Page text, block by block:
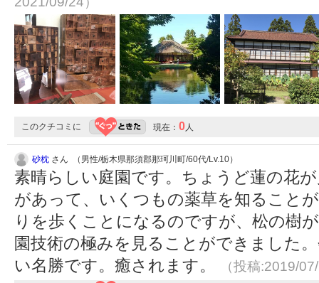
このクチコミに 現在： 0人
砂枕 さん （男性/栃木県那須郡那珂川町/60代/Lv.10）
素晴らしい庭園です。ちょうど蓮の花
があって、いくつもの薬草を知ること
りを歩くことになるのですが、松の樹
園技術の極みを見ることができました
い名勝です。癒されます。
（投稿:2019/